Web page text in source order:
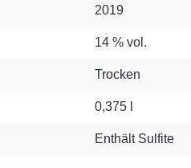
2019
14 % vol.
Trocken
0,375 l
Enthält Sulfite